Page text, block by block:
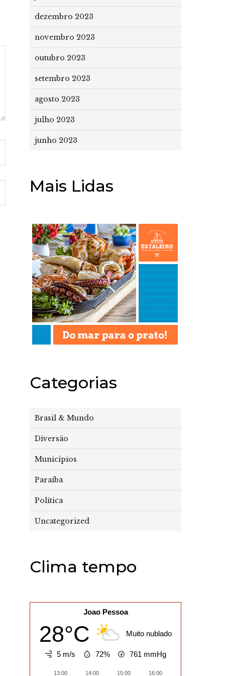
dezembro 2023
novembro 2023
outubro 2023
setembro 2023
agosto 2023
julho 2023
junho 2023
Mais Lidas
Categorias
Brasil & Mundo
Diversão
Municípios
Paraíba
Política
Uncategorized
Clima tempo
Joao Pessoa
28°C Muito nublado
5 m/s 72% 761 mmHg
13:00 14:00 15:00 16:00